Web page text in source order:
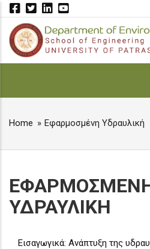
Skip
main
content
BREADCRUMB
Home Εφαρμοσμένη Υδραυλική
ΥΔΡΑΥΛΙΚΗ
Εισαγωγικά: Ανάπτυξη της